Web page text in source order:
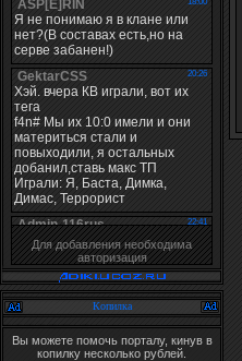
Для добавления необходима
авторизация
Копилка
Вы можете помочь порталу, кинув в
копилку несколько рублей.